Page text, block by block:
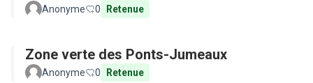
Anonyme 0 Retenue
Zone verte des Ponts-Jumeaux
Anonyme 0 Retenue